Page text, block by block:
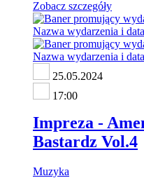
Zobacz szczegóły
25.05.2024
17:00
Impreza -
Bastardz Vol.4
Muzyka